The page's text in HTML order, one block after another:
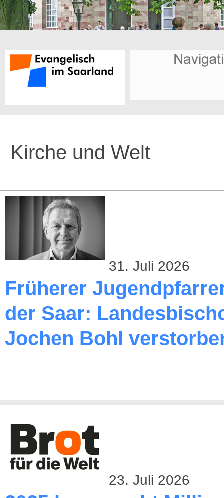
Kirche und Welt
31. Juli 2026
Früherer
der Saar:
Jochen Bohl
23. Juli 2026